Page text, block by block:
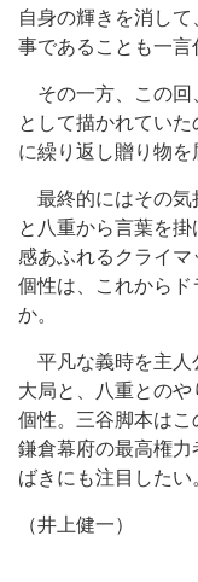
自身の輝きを消し
事であることも一言
その一方、この回
として描かれていた
に繰り返し贈り物を
最終的にはその気
と八重から言葉を
感あふれるクライ
個性は、これからド
か。
平凡な義時を主人
大局と、八重との
個性。三谷脚本は
鎌倉幕府の最高権力
ばきにも注目したい
（井上健一）